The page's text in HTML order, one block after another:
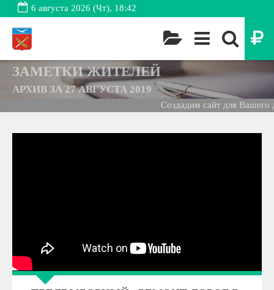
6 августа 2026 (Чт), 18:42
ЗАМЕТКИ ЖИТЕЛЕЙ
АРХИВ ЗА 27 АВГУСТА 2019
Создадим сайт для Вашего